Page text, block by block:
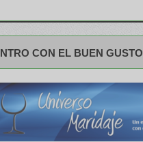
CON EL BUEN GUSTO